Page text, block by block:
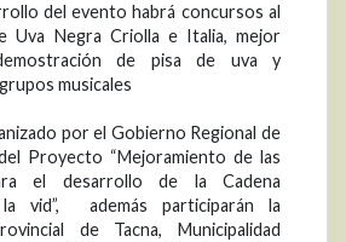
del evento habrá concursos al
Uva Negra Criolla e Italia, mejor
de pisa de uva y
musicales
por el Gobierno Regional de
Proyecto “Mejoramiento de las
el desarrollo de la Cadena
vid”, además participarán la
de Tacna, Municipalidad